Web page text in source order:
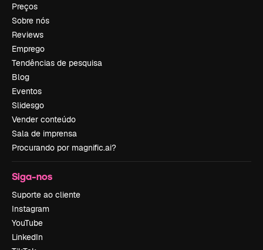
Preços
Sobre nós
Reviews
Emprego
Tendências de pesquisa
Blog
Eventos
Slidesgo
Vender conteúdo
Sala de imprensa
Procurando por magnific.ai?
Siga-nos
Suporte ao cliente
Instagram
YouTube
LinkedIn